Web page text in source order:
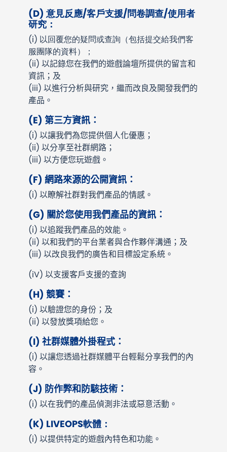
(D) 意見反應/客戶支援/問卷調查/使用者
研究：
(i) 以回覆您的疑問或查詢（包括提交給我們客
服團隊的資料）；
(ii) 以記錄您在我們的遊戲論壇所提供的留言和
資訊；及
(iii) 以進行分析與研究，繼而改良及開發我們的
產品。
(E) 第三方資訊：
(i) 以讓我們為您提供個人化優惠；
(ii) 以分享至社群網路；
(iii) 以方便您玩遊戲。
(F) 網路來源的公開資訊：
(i) 以瞭解社群對我們產品的情感。
(G) 關於您使用我們產品的資訊：
(i) 以追蹤我們產品的效能。
(ii) 以和我們的平台業者與合作夥伴溝通；及
(iii) 以改良我們的廣告和目標設定系統。
(iV) 以支援客戶支援的查詢
(H) 競賽：
(i) 以驗證您的身份；及
(ii) 以發放獎項給您。
(I) 社群媒體外掛程式：
(i) 以讓您透過社群媒體平台輕鬆分享我們的內
容。
(J) 防作弊和防駭技術：
(i) 以在我們的產品偵測非法或惡意活動。
(K) LIVEOPS軟體：
(i) 以提供特定的遊戲內特色和功能。